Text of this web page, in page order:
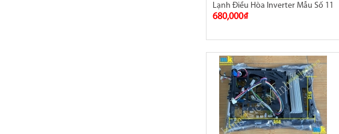
Lạnh Điều Hòa Inverter Mẫu Số 11
680,000₫